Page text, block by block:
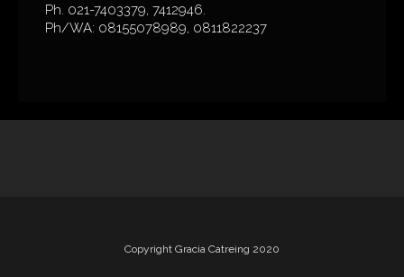
Ph. 021-7403379, 7412946.
Ph/WA: 08155078989, 0811822237
Copyright Gracia Catreing 2020